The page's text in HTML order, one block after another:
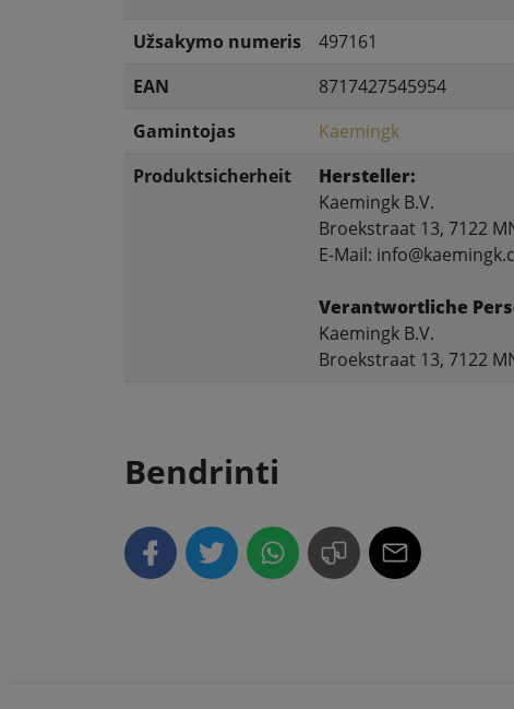
Užsakymo numeris
497161
EAN
8717427545954
Gamintojas
Kaemingk
Produktsicherheit
Hersteller:
Kaemingk B.V.
Broekstraat 13, 7122
E-Mail:
Verantwortliche
Kaemingk B.V.
Broekstraat 13, 7122
Bendrinti